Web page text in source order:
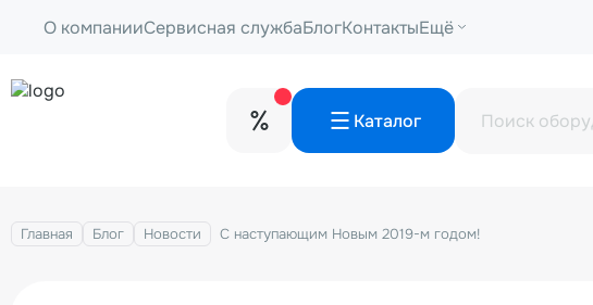
О компанииСервисная службаБлогКонтактыЕщё
Каталог
Главная Блог Новости С наступающим Новым 2019-м годом!